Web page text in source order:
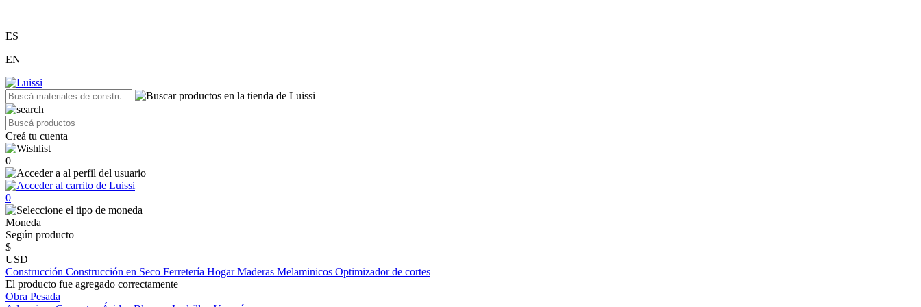
ES
EN
Creá tu cuenta
0
0
Moneda
Según producto
$
USD
Construcción Construcción en Seco Ferretería HogarMaderas Melaminicos Optimizador de cortes
El producto fue agregado correctamente
Obra Pesada